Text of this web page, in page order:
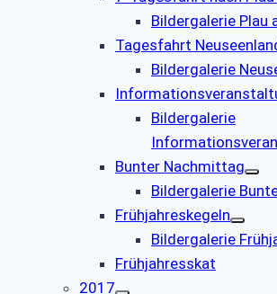
Bildergalerie Plau
Tagesfahrt
Bildergalerie
Bildergalerie
Bunter Nachmittag
Bildergalerie
Frühjahreskegeln
Bildergalerie
Frühjahresskat
2017